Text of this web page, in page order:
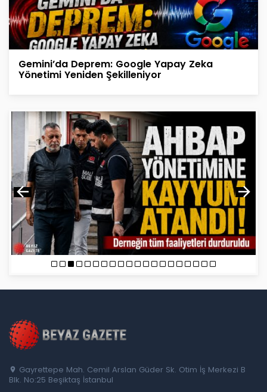
Gemini’da Deprem: Google Yapay Zeka
Yönetimi Yeniden Şekilleniyor
Gayrettepe Mah. Cemil Arslan Güder Sk. Otim İş Merkezi B
Blk. No:25 Beşiktaş İstanbul